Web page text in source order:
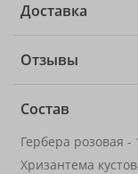
Доставка
Отзывы
Состав
Гербера розовая -
Хризантема